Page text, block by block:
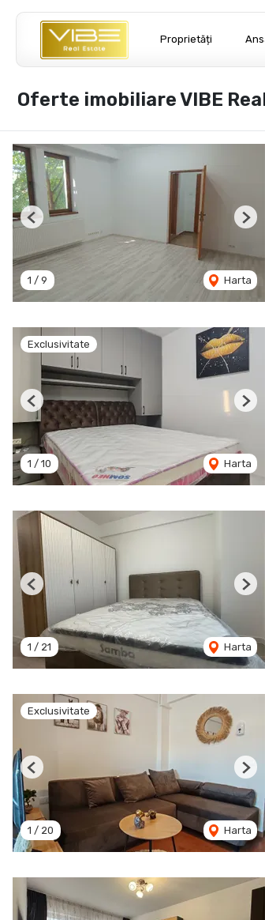
Proprietăți
Oferte imobiliare VIBE
1 / 9 Harta
Previous Next
Exclusivitate
1 / 10 Harta
Previous Next
1 / 21 Harta
Previous Next
Exclusivitate
1 / 20 Harta
Previous Next